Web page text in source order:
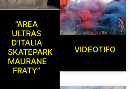
“AREA
ULTRAS
D’ITALIA
SKATEPARK
MAURANE
FRATY”
VIDEOTIFO